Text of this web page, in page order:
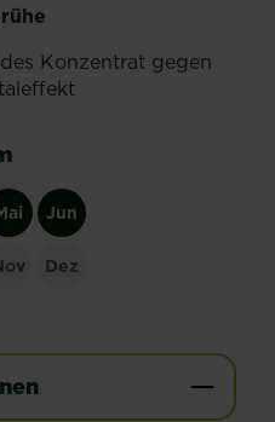
Konzentrat gegen
Jun
Dez